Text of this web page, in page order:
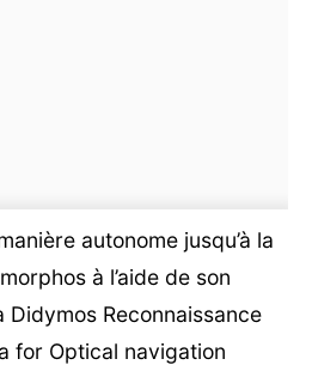
autonome jusqu’à la
à l’aide de son
Didymos Reconnaissance
for Optical navigation